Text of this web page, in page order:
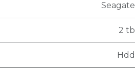
Seagate
2 tb
Hdd